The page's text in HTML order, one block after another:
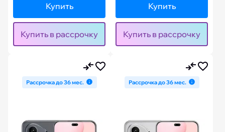
Купить
Купить в рассрочку
Купить
Купить в рассрочку
Рассрочка до 36 мес. Рассрочка до 36 мес.